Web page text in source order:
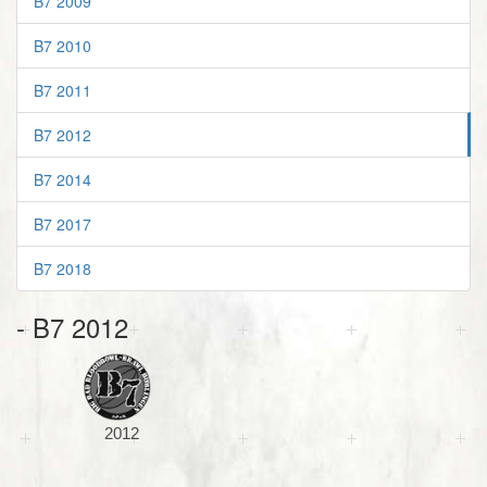
B7 2010
B7 2011
B7 2012
B7 2014
B7 2017
B7 2018
- B7 2012
2012